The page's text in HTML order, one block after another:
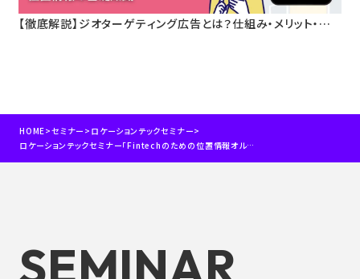
【徹底解説】ジオターゲティング広告とは？仕組み・メリット・活
HOME>セミナー > ロケーションテックセミナー>
ロケーションテックセミナー「Fintechのための位置情報オルタナティブデータの活用方法」